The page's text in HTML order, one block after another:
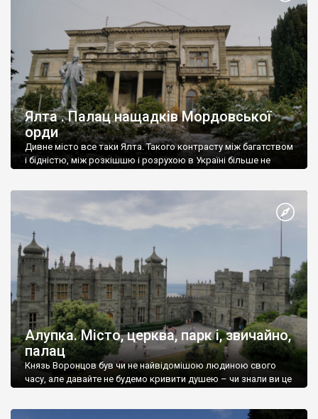
Ялта . Палац нащадків Мордовської
орди
Дивне місто все таки Ялта. Такого контрасту між багатством
і бідністю, між розкішшю і розрухою в Україні більше не
Алупка. Місто, церква, парк і, звичайно,
палац
Князь Воронцов був чи не найвідомішою людиною свого
часу, але давайте не будемо кривити душею – чи знали ви це